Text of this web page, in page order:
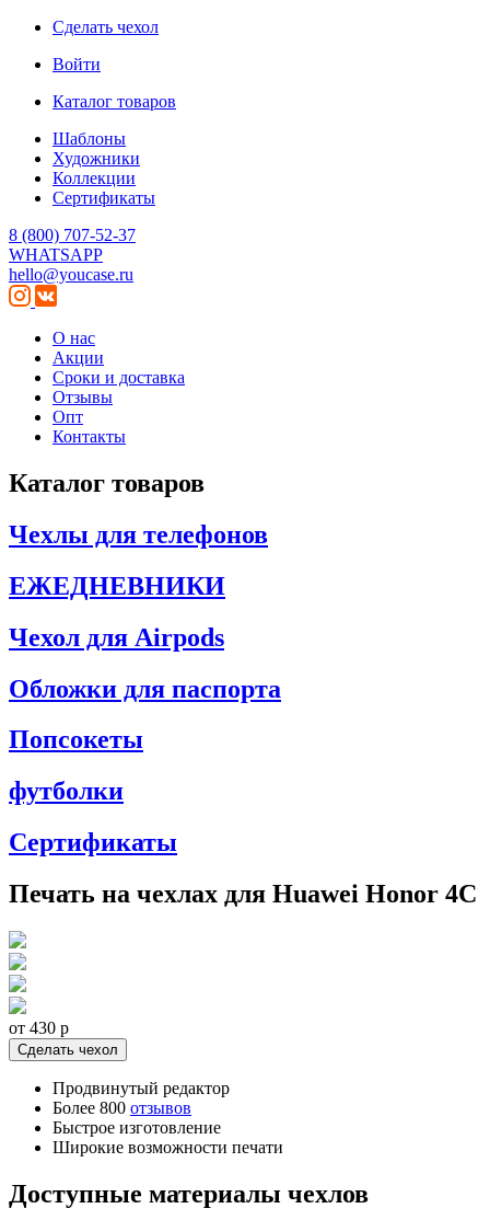
Сделать чехол
Войти
Каталог товаров
Шаблоны
Художники
Коллекции
Сертификаты
8 (800) 707-52-37
WHATSAPP
hello@youcase.ru
О нас
Акции
Сроки и доставка
Отзывы
Опт
Контакты
Каталог товаров
Чехлы для телефонов
ЕЖЕДНЕВНИКИ
Чехол для Airpods
Обложки для паспорта
Попсокеты
футболки
Сертификаты
Печать на чехлах для Huawei Honor 4C
от 430 p
Сделать чехол
Продвинутый редактор
Более 800 отзывов
Быстрое изготовление
Широкие возможности печати
Доступные материалы чехлов